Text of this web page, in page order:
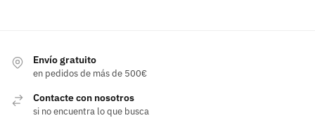
Envío gratuito
en pedidos de más de 500€
Contacte con nosotros
si no encuentra lo que busca